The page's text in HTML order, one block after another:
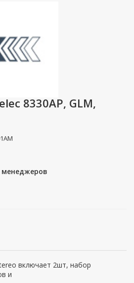
8330AP, GLM,
менеджеров
включает 2шт, набор
и